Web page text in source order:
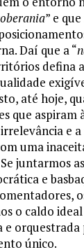
” e
Daí que a “
defina
até hoje,
que aspiram
e
uma
juntarmos
e
o caldo
e orquestrada
único.